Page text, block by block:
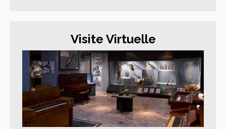
Visite Virtuelle